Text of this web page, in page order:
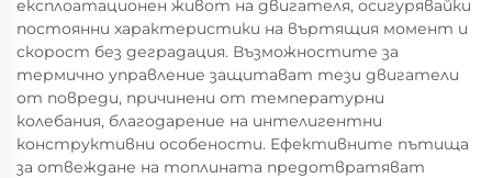
експлоатационен живот на двигателя, осигурявайки
постоянни характеристики на въртящия момент и
скорост без деградация. Възможностите за
термично управление защитават тези двигатели
от повреди, причинени от температурни
колебания, благодарение на интелигентни
конструктивни особености. Ефективните пътища
за отвеждане на топлината предотвратяват